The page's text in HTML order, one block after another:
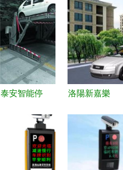
泰安智能停
決方案 批
發供應與價
格指南
洛陽新嘉樂
系統 門控
設備與智慧
停車的完美